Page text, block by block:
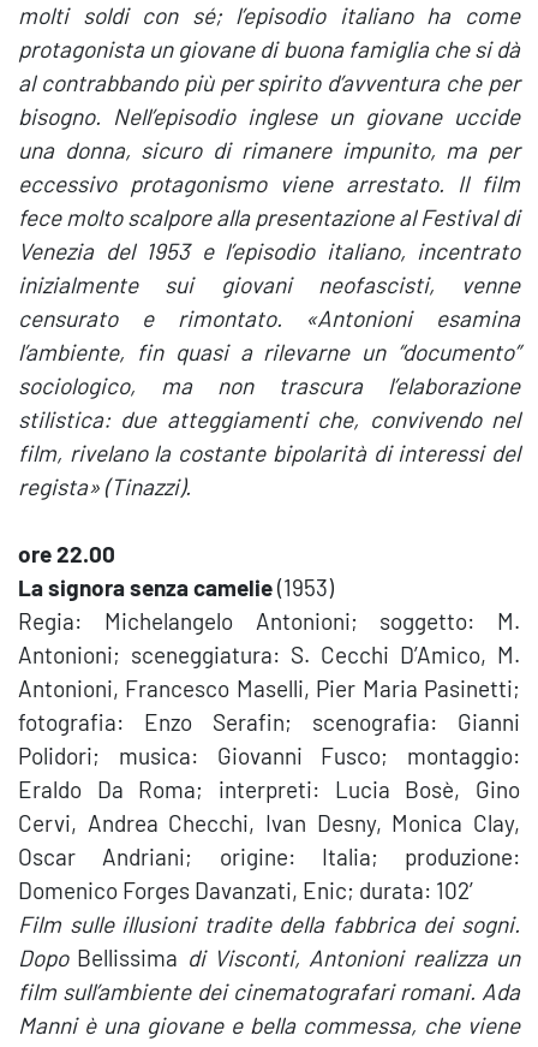
molti soldi con sé; l’episodio italiano ha come
protagonista un giovane di buona famiglia che si dà
al contrabbando più per spirito d’avventura che per
bisogno. Nell’episodio inglese un giovane uccide
una donna, sicuro di rimanere impunito, ma per
eccessivo protagonismo viene arrestato. Il film
fece molto scalpore alla presentazione al Festival di
Venezia del 1953 e l’episodio italiano, incentrato
inizialmente sui giovani neofascisti, venne
censurato e rimontato. «Antonioni esamina
l’ambiente, fin quasi a rilevarne un “documento”
sociologico, ma non trascura l’elaborazione
stilistica: due atteggiamenti che, convivendo nel
film, rivelano la costante bipolarità di interessi del
regista» (Tinazzi).
ore 22.00
La signora senza camelie(1953)
Regia: Michelangelo Antonioni; soggetto: M.
Antonioni; sceneggiatura: S. Cecchi D’Amico, M.
Antonioni, Francesco Maselli, Pier Maria Pasinetti;
fotografia: Enzo Serafin; scenografia: Gianni
Polidori; musica: Giovanni Fusco; montaggio:
Eraldo Da Roma; interpreti: Lucia Bosè, Gino
Cervi, Andrea Checchi, Ivan Desny, Monica Clay,
Oscar Andriani; origine: Italia; produzione:
Domenico Forges Davanzati, Enic; durata: 102′
Film sulle illusioni tradite della fabbrica dei sogni.
DopoBellissima di Visconti, Antonioni realizza un
film sull’ambiente dei cinematografari romani. Ada
Manni è una giovane e bella commessa, che viene